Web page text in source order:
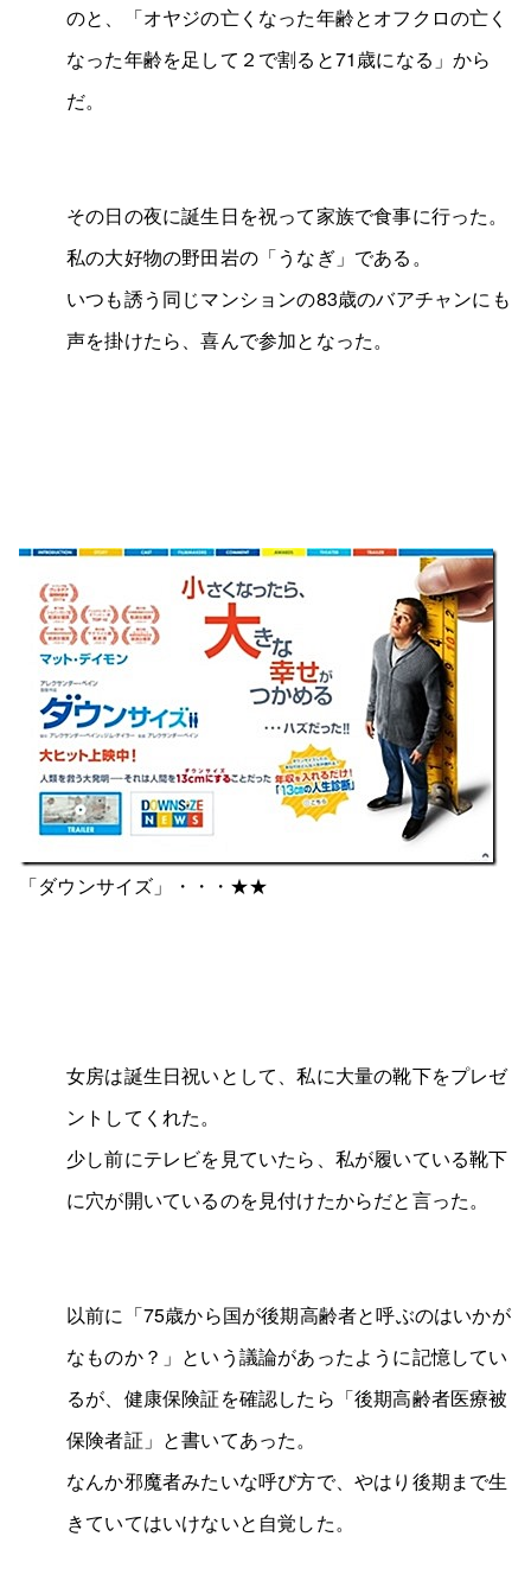
のと、「オヤジの亡くなった年齢とオフクロの亡く
なった年齢を足して２で割ると71歳になる」から
だ。
その日の夜に誕生日を祝って家族で食事に行った。
私の大好物の野田岩の「うなぎ」である。
いつも誘う同じマンションの83歳のバアチャンにも
声を掛けたら、喜んで参加となった。
「ダウンサイズ」・・・★★
女房は誕生日祝いとして、私に大量の靴下をプレゼ
ントしてくれた。
少し前にテレビを見ていたら、私が履いている靴下
に穴が開いているのを見付けたからだと言った。
以前に「75歳から国が後期高齢者と呼ぶのはいかが
なものか？」という議論があったように記憶してい
るが、健康保険証を確認したら「後期高齢者医療被
保険者証」と書いてあった。
なんか邪魔者みたいな呼び方で、やはり後期まで生
きていてはいけないと自覚した。